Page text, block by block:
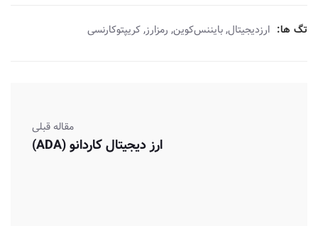
تگ ها: ارزدیجیتال,بایننس‌کوین, رمزارز,کریپتوکارنسی
مقاله قبلی
ارز دیجیتال کاردانو (ADA)